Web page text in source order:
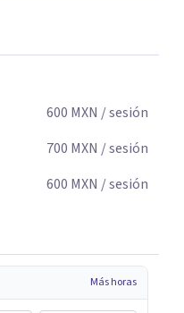
600 MXN / sesión
700 MXN / sesión
600 MXN / sesión
Más horas